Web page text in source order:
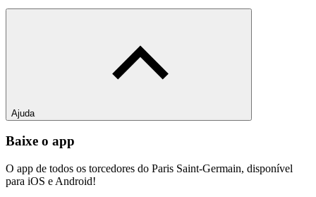
Ajuda
Baixe o app
O app de todos os torcedores do Paris Saint-Germain, disponível
para iOS e Android!